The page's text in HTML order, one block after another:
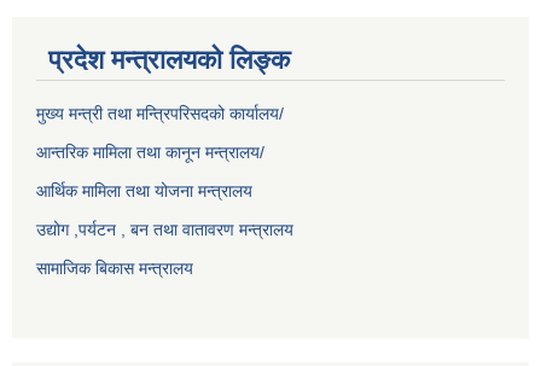
प्रदेश मन्त्रालयको लिङ्क
मुख्य मन्त्री तथा मन्त्रिपरिसदको कार्यालय/
आन्तरिक मामिला तथा कानून मन्त्रालय/
आर्थिक मामिला तथा योजना मन्त्रालय
उद्योग ,पर्यटन , बन तथा वातावरण मन्त्रालय
सामाजिक बिकास मन्त्रालय